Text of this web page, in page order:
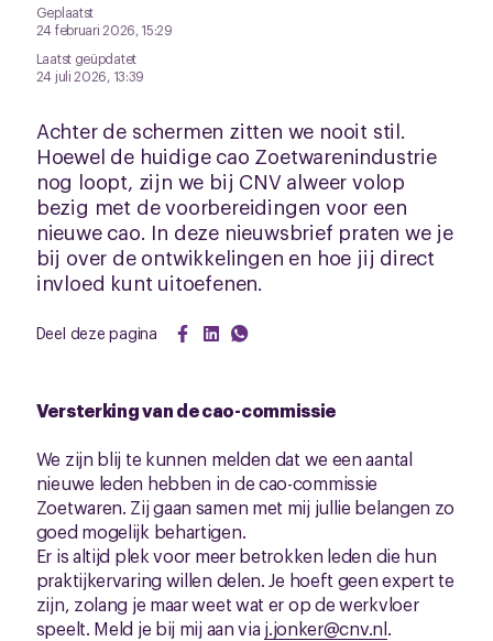
Geplaatst
24 februari 2026, 15:29
Laatst geüpdatet
24 juli 2026, 13:39
Achter de schermen zitten we nooit stil.
Hoewel de huidige cao Zoetwarenindustrie
nog loopt, zijn we bij CNV alweer volop
bezig met de voorbereidingen voor een
nieuwe cao. In deze nieuwsbrief praten we je
bij over de ontwikkelingen en hoe jij direct
invloed kunt uitoefenen.
Deel deze pagina
Versterking van de cao-commissie
We zijn blij te kunnen melden dat we een aantal
nieuwe leden hebben in de cao-commissie
Zoetwaren. Zij gaan samen met mij jullie belangen zo
goed mogelijk behartigen.
Er is altijd plek voor meer betrokken leden die hun
praktijkervaring willen delen. Je hoeft geen expert te
zijn, zolang je maar weet wat er op de werkvloer
speelt. Meld je bij mij aan via j.jonker@cnv.nl.